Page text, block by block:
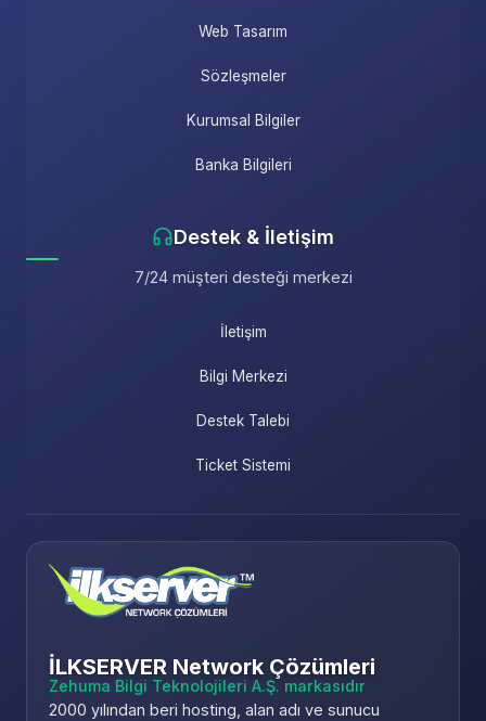
Web Tasarım
Sözleşmeler
Kurumsal Bilgiler
Banka Bilgileri
Destek & İletişim
7/24 müşteri desteği merkezi
İletişim
Bilgi Merkezi
Destek Talebi
Ticket Sistemi
İLKSERVER Network Çözümleri
Zehuma Bilgi Teknolojileri A.Ş. markasıdır
2000 yılından beri hosting, alan adı ve sunucu